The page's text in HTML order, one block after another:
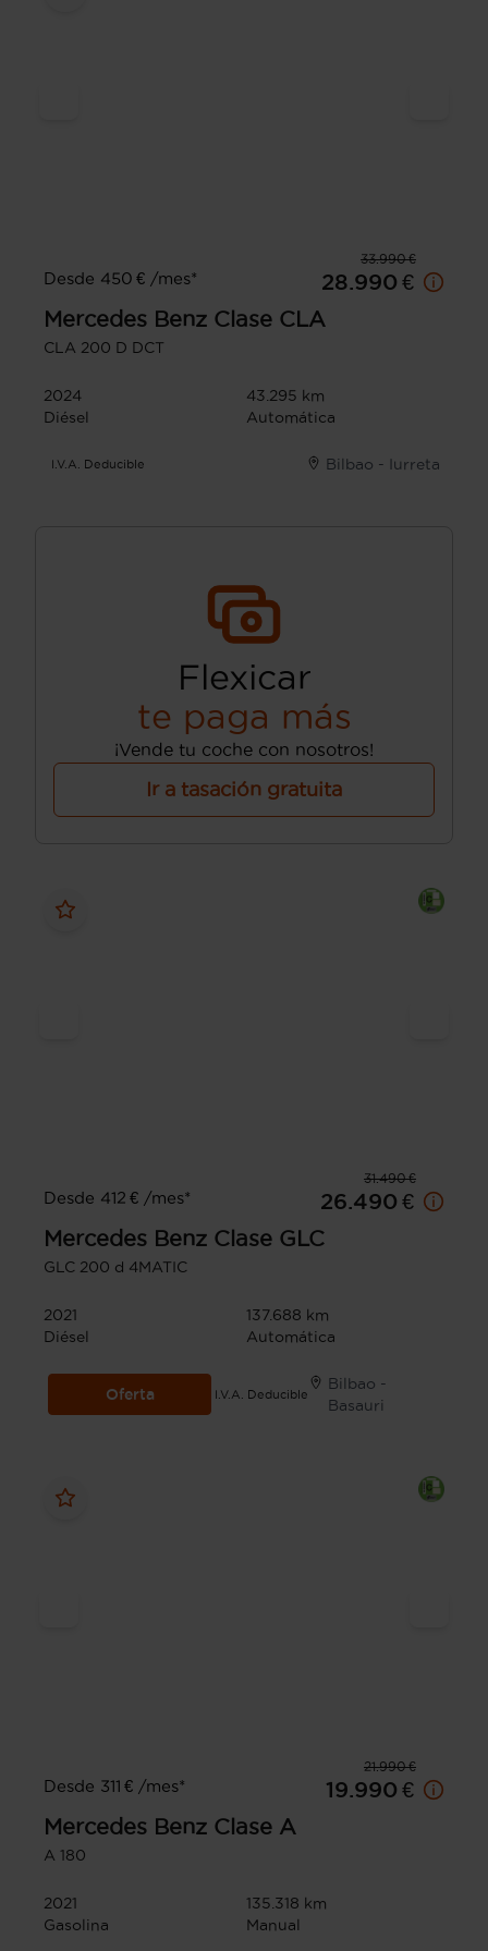
33.990 €
Desde 450 € /mes*
28.990 €
Mercedes Benz Clase CLA
CLA 200 D DCT
2024
43.295 km
Diésel
Automática
I.V.A. Deducible Bilbao - Iurreta
Flexicar
te paga más
¡Vende tu coche con nosotros!
Ir a tasación gratuita
31.490 €
Desde 412 € /mes*
26.490 €
Mercedes Benz Clase GLC
GLC 200 d 4MATIC
2021
137.688 km
Diésel
Automática
Oferta I.V.A. Deducible
Bilbao -
Basauri
21.990 €
Desde 311 € /mes*
19.990 €
Mercedes Benz Clase A
A 180
2021
135.318 km
Gasolina
Manual